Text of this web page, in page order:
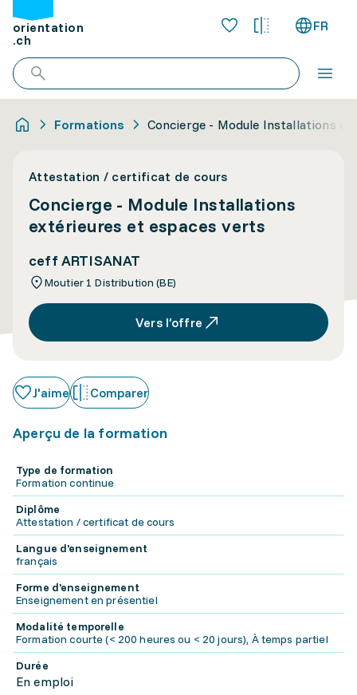
orientation
.ch
FR
Formations Concierge - Module Installations
Attestation / certificat de cours
Concierge - Module Installations
extérieures et espaces verts
ceff ARTISANAT
Moutier 1 Distribution (BE)
Vers l’offre
J'aime Comparer
Aperçu de la formation
Type de formation
Formation continue
Diplôme
Attestation / certificat de cours
Langue d'enseignement
français
Forme d'enseignement
Enseignement en présentiel
Modalité temporelle
Formation courte (< 200 heures ou < 20 jours), À temps partiel
Durée
En emploi